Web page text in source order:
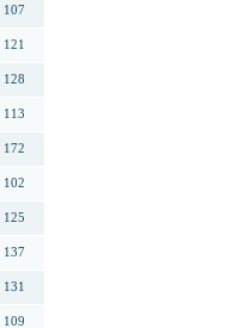
107
121
128
113
172
102
125
137
131
109